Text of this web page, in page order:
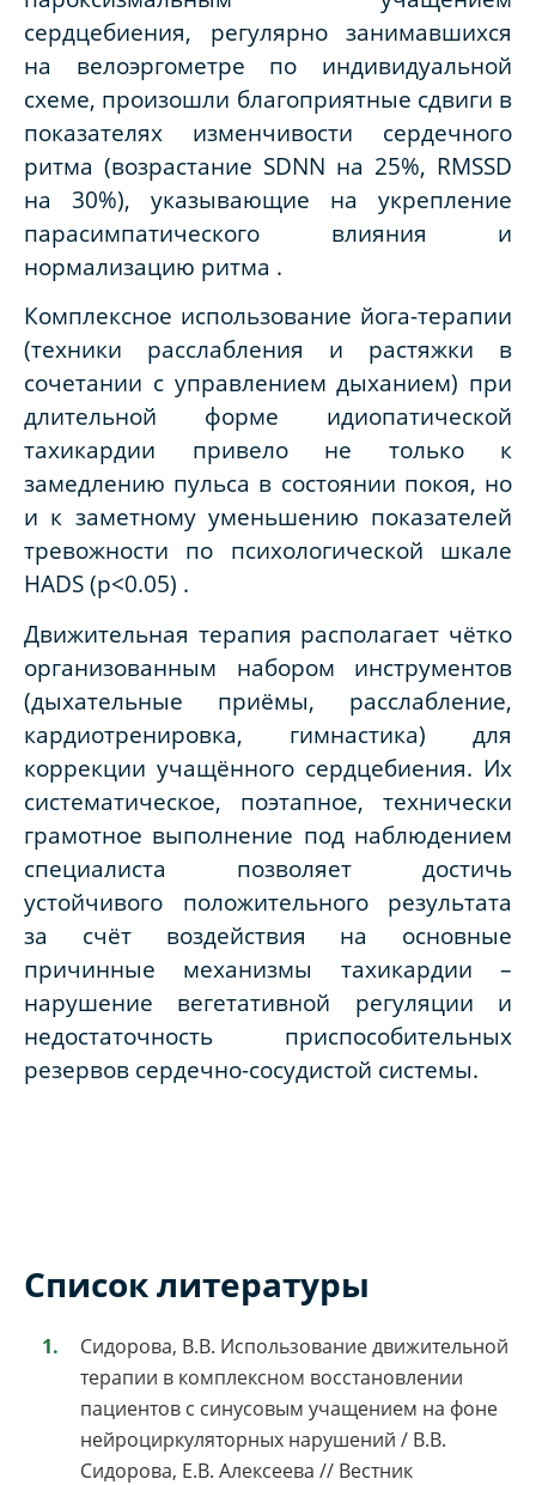
сердцебиения, регулярно занимавшихся
на велоэргометре по индивидуальной
схеме, произошли благоприятные сдвиги в
показателях изменчивости сердечного
ритма (возрастание SDNN на 25%, RMSSD
на 30%), указывающие на укрепление
парасимпатического влияния и
нормализацию ритма .
Комплексное использование йога-терапии
(техники расслабления и растяжки в
сочетании с управлением дыханием) при
длительной форме идиопатической
тахикардии привело не только к
замедлению пульса в состоянии покоя, но
и к заметному уменьшению показателей
тревожности по психологической шкале
HADS (p<0.05) .
Движительная терапия располагает чётко
организованным набором инструментов
(дыхательные приёмы, расслабление,
кардиотренировка, гимнастика) для
коррекции учащённого сердцебиения. Их
систематическое, поэтапное, технически
грамотное выполнение под наблюдением
специалиста позволяет достичь
устойчивого положительного результата
за счёт воздействия на основные
причинные механизмы тахикардии –
нарушение вегетативной регуляции и
недостаточность приспособительных
резервов сердечно-сосудистой системы.
Список литературы
Сидорова, В.В. Использование движительной
терапии в комплексном восстановлении
пациентов с синусовым учащением на фоне
нейроциркуляторных нарушений / В.В.
Сидорова, Е.В. Алексеева // Вестник